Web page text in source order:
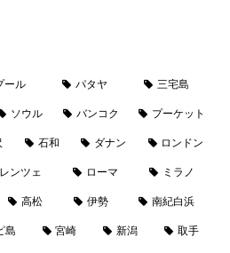
ール パタヤ 三宅島
ソウル バンコク プーケット
石和 ダナン ロンドン
ンツェ ローマ ミラノ
高松 伊勢 南紀白浜
島 宮崎 新潟 取手